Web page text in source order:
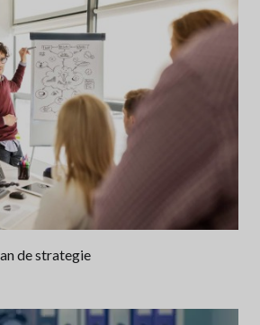
de strategie